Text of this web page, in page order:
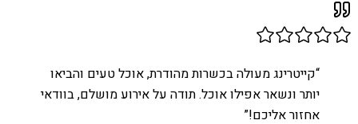
“קייטרינג מעולה בכשרות מהודרת, אוכל טעים והביאו
יותר ונשאר אפילו אוכל. תודה על אירוע מושלם, בוודאי
אחזור אליכם!”